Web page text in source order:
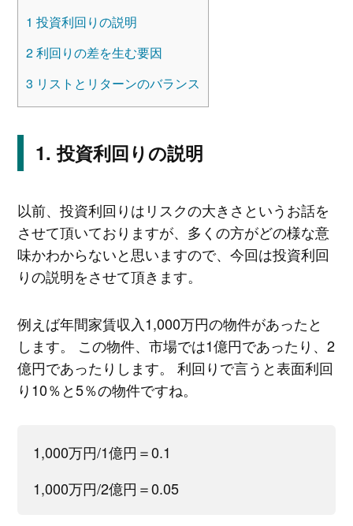
1 投資利回りの説明
2利回りの差を生む要因
3 リストとリターンのバランス
投資利回りの説明
以前、投資利回りはリスクの大きさというお話を
させて頂いておりますが、多くの方がどの様な意
味かわからないと思いますので、今回は投資利回
りの説明をさせて頂きます。
例えば年間家賃収入1,000万円の物件があったと
します。 この物件、市場では1億円であったり、2
億円であったりします。 利回りで言うと表面利回
り10％と5％の物件ですね。
1,000万円/1億円＝0.1
1,000万円/2億円＝0.05